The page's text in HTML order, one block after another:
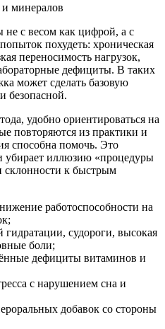
не с весом как цифрой, а с
похудеть: хроническая
переносимость нагрузок,
дефициты. В таких
может сделать базовую
безопасной.
удобно ориентироваться на
повторяются из практики и
способна помочь. Это
убирает иллюзию «процедуры
склонности к быстрым
работоспособности на
гидратации, судороги, высокая
боли;
дефициты витаминов и
с нарушением сна и
добавок со стороны